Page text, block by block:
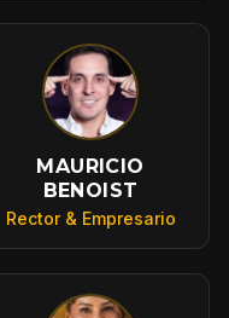
MAURICIO
BENOIST
Rector & Empresario